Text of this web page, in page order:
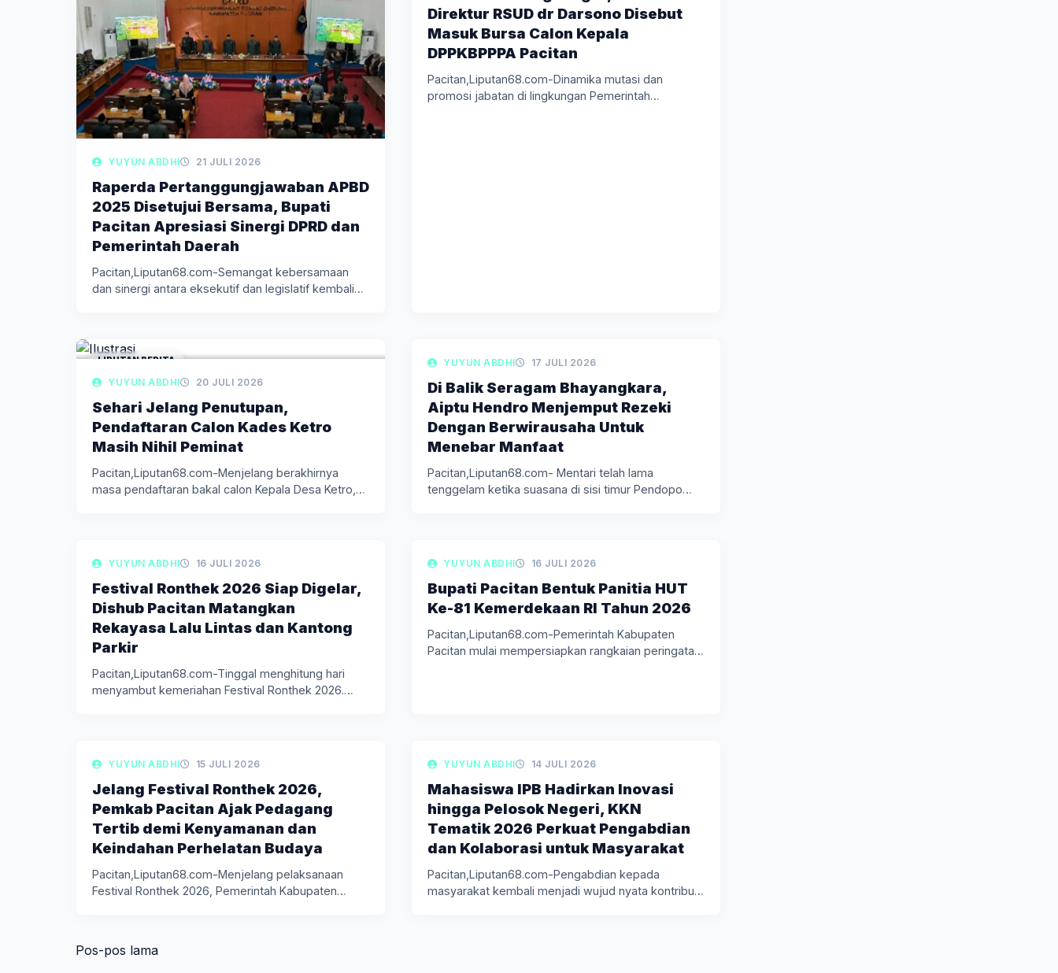
YUYUN ABDHI 21 JULI 2026
Raperda Pertanggungjawaban APBD
2025 Disetujui Bersama, Bupati
Pacitan Apresiasi Sinergi DPRD dan
Pemerintah Daerah
Pacitan,Liputan68.com-Semangat kebersamaan
dan sinergi antara eksekutif dan legislatif kembali
Direktur RSUD dr Darsono Disebut
Masuk Bursa Calon Kepala
DPPKBPPPA Pacitan
Pacitan,Liputan68.com-Dinamika mutasi dan
promosi jabatan di lingkungan Pemerintah
LIPUTAN BERITA
YUYUN ABDHI 20 JULI 2026
Sehari Jelang Penutupan,
Pendaftaran Calon Kades Ketro
Masih Nihil Peminat
Pacitan,Liputan68.com-Menjelang berakhirnya
masa pendaftaran bakal calon Kepala Desa Ketro,
LIPUTAN BERITA
YUYUN ABDHI 17 JULI 2026
Di Balik Seragam Bhayangkara,
Aiptu Hendro Menjemput Rezeki
Dengan Berwirausaha Untuk
Menebar Manfaat
Pacitan,Liputan68.com- Mentari telah lama
tenggelam ketika suasana di sisi timur Pendopo
LIPUTAN BERITA
YUYUN ABDHI 16 JULI 2026
Festival Ronthek 2026 Siap Digelar,
Dishub Pacitan Matangkan
Rekayasa Lalu Lintas dan Kantong
Parkir
Pacitan,Liputan68.com-Tinggal menghitung hari
menyambut kemeriahan Festival Ronthek 2026.
LIPUTAN BERITA
YUYUN ABDHI 16 JULI 2026
Bupati Pacitan Bentuk Panitia HUT
Ke-81 Kemerdekaan RI Tahun 2026
Pacitan,Liputan68.com-Pemerintah Kabupaten
Pacitan mulai mempersiapkan rangkaian peringatan
LIPUTAN BERITA
YUYUN ABDHI 15 JULI 2026
Jelang Festival Ronthek 2026,
Pemkab Pacitan Ajak Pedagang
Tertib demi Kenyamanan dan
Keindahan Perhelatan Budaya
Pacitan,Liputan68.com-Menjelang pelaksanaan
Festival Ronthek 2026, Pemerintah Kabupaten
LIPUTAN BERITA
YUYUN ABDHI 14 JULI 2026
Mahasiswa IPB Hadirkan Inovasi
hingga Pelosok Negeri, KKN
Tematik 2026 Perkuat Pengabdian
dan Kolaborasi untuk Masyarakat
Pacitan,Liputan68.com-Pengabdian kepada
masyarakat kembali menjadi wujud nyata kontribusi
Navigasi
Pos-pos lama